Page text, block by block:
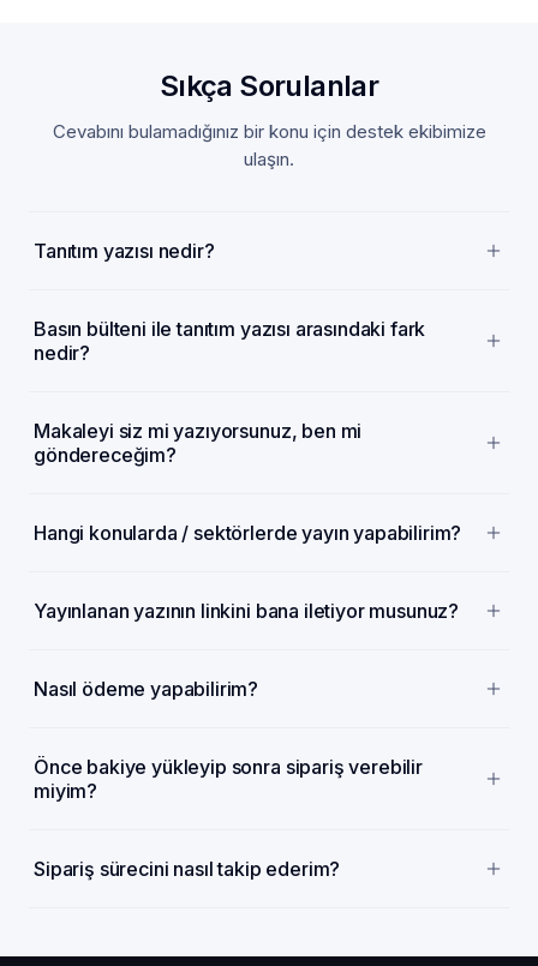
Sıkça Sorulanlar
Cevabını bulamadığınız bir konu için destek ekibimize
ulaşın.
Tanıtım yazısı nedir?
Basın bülteni ile tanıtım yazısı arasındaki fark
nedir?
Makaleyi siz mi yazıyorsunuz, ben mi
göndereceğim?
Hangi konularda / sektörlerde yayın yapabilirim?
Yayınlanan yazının linkini bana iletiyor musunuz?
Nasıl ödeme yapabilirim?
Önce bakiye yükleyip sonra sipariş verebilir
miyim?
Sipariş sürecini nasıl takip ederim?